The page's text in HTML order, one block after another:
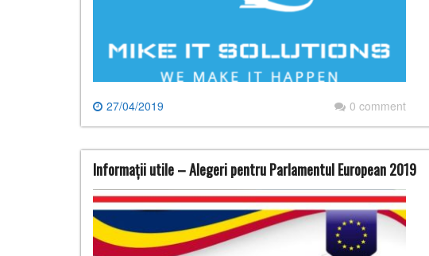
27/04/2019 0 comment
Informații utile – Alegeri pentru Parlamentul European 2019